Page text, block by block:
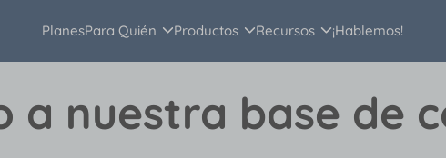
PlanesPara Quién Productos Recursos ¡Hablemos!
a nuestra base de